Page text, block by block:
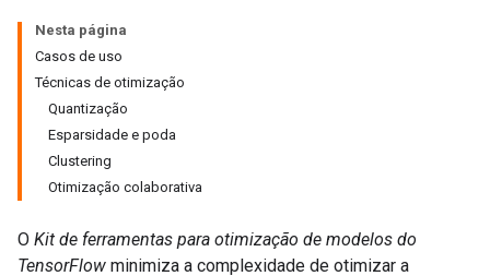
Nesta página
Casos de uso
Técnicas de otimização
Quantização
Esparsidade e poda
Clustering
Otimização colaborativa
O Kit de ferramentas para otimização de modelos do
TensorFlow minimiza a complexidade de otimizar a